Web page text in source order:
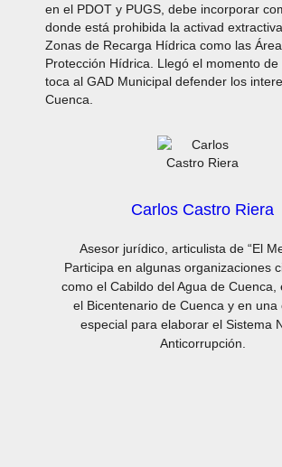
en el PDOT y PUGS, debe incorporar
donde está prohibida la activad
Zonas de Recarga Hídrica como las
Protección Hídrica. Llegó el momento
toca al GAD Municipal defender los
Cuenca.
Carlos Castro Riera
Asesor jurídico, articulista de “El
Participa en algunas organizaciones
como el Cabildo del Agua de Cuenca,
el Bicentenario de Cuenca y en una
especial para elaborar el Sistema
Anticorrupción.